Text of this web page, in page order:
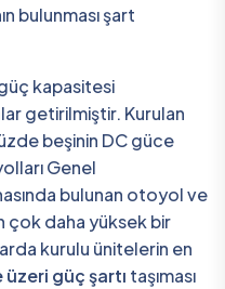
bulunması şart
güç kapasitesi
getirilmiştir. Kurulan
beşinin DC güce
Genel
bulunan otoyol ve
çok daha yüksek bir
kurulu ünitelerin en
üzeri güç şartı taşıması